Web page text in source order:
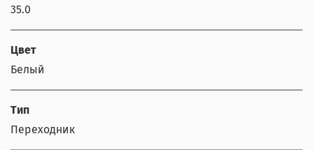
35.0
Цвет
Белый
Тип
Переходник